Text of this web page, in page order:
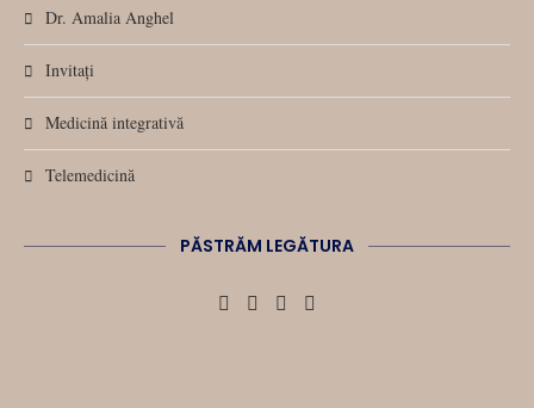
Dr. Amalia Anghel
Invitați
Medicină integrativă
Telemedicină
PĂSTRĂM LEGĂTURA